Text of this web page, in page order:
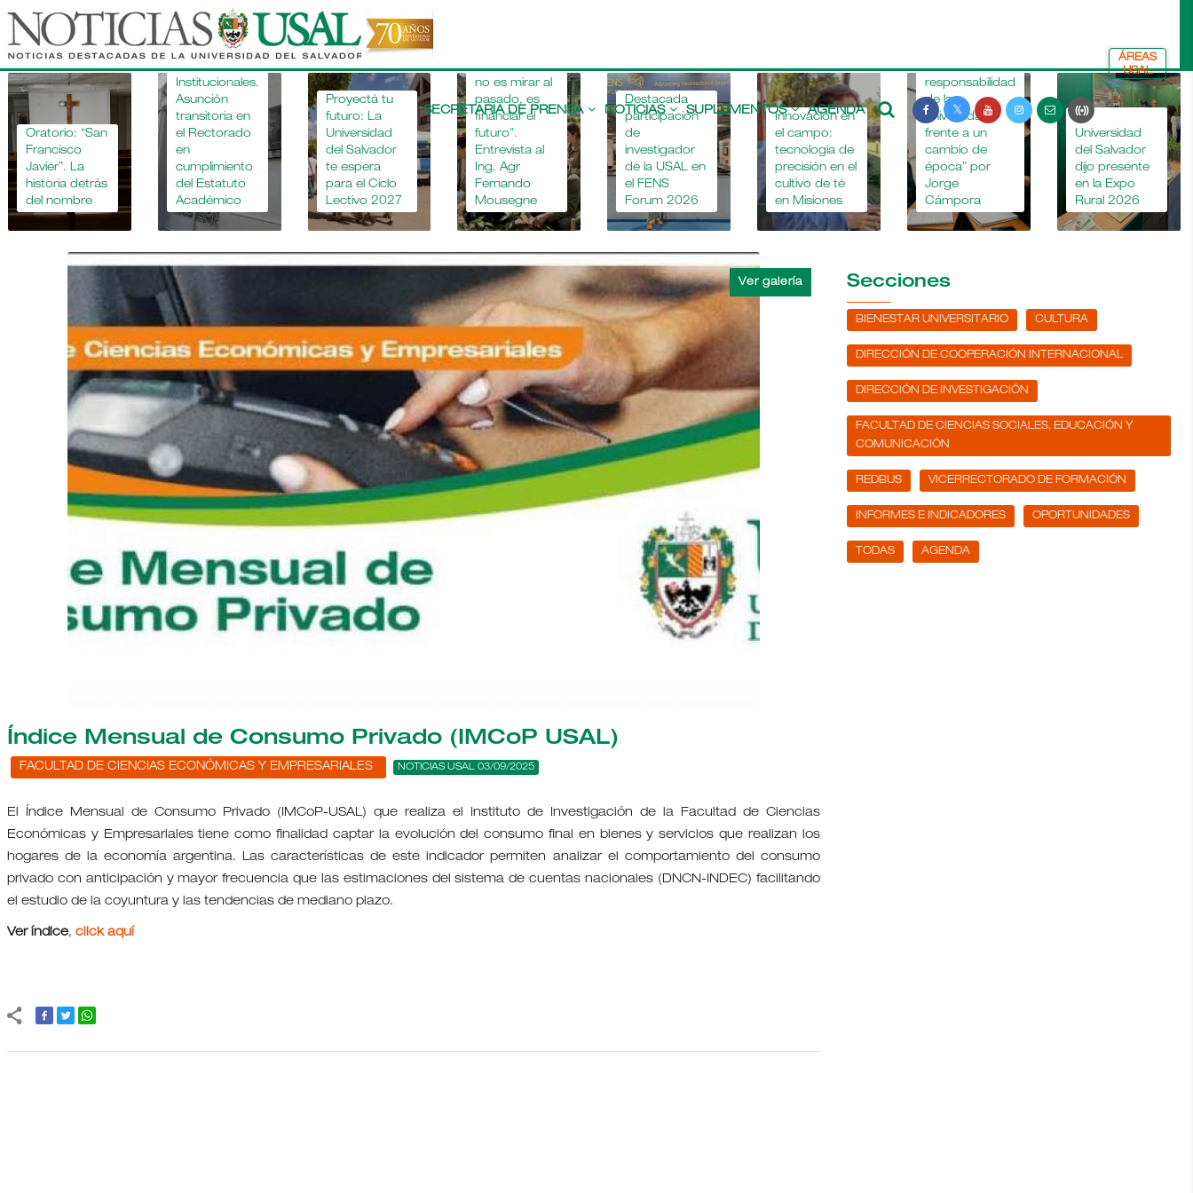
Pasar
contenido
principal
Main
navigation
SECRETARIA DE PRENSA NOTICIAS SUPLEMENTOS AGENDA
ÁREAS
USAL
Oratorio: “San
Francisco
Javier”. La
historia detrás
del nombre
Novedades
Institucionales.
Asunción
transitoria en
el Rectorado
en
cumplimiento
del Estatuto
Académico
Proyectá tu
futuro: La
Universidad
del Salvador
te espera
para el Ciclo
Lectivo 2027
agropecuaria
no es mirar al
pasado, es
financiar el
futuro".
Entrevista al
Ing. Agr
Fernando
Mousegne
Destacada
participación
de
investigador
de la USAL en
el FENS
Forum 2026
Innovación en
el campo:
tecnología de
precisión en el
cultivo de té
en Misiones
“La
responsabilidad
de la
universidad
frente a un
cambio de
época” por
Jorge
Cámpora
La
Universidad
del Salvador
dijo presente
en la Expo
Rural 2026
Índice Mensual de Consumo Privado (IMCoP USAL)
FACULTAD DE CIENCIAS ECONÓMICAS Y EMPRESARIALES NOTICIAS USAL 03/09/2025
El Índice Mensual de Consumo Privado (IMCoP-USAL) que realiza el Instituto de Investigación de la Facultad de Ciencias
Económicas y Empresariales tiene como finalidad captar la evolución del consumo final en bienes y servicios que realizan los
hogares de la economía argentina. Las características de este indicador permiten analizar el comportamiento del consumo
privado con anticipación y mayor frecuencia que las estimaciones del sistema de cuentas nacionales (DNCN-INDEC) facilitando
el estudio de la coyuntura y las tendencias de mediano plazo.
Ver índice, click aquí
Secciones
BIENESTAR UNIVERSITARIO CULTURA
DIRECCIÓN DE COOPERACIÓN INTERNACIONAL
DIRECCIÓN DE INVESTIGACIÓN
FACULTAD DE CIENCIAS SOCIALES, EDUCACIÓN Y
COMUNICACIÓN
REDBUS VICERRECTORADO DE FORMACIÓN
INFORMES E INDICADORES OPORTUNIDADES
TODAS AGENDA